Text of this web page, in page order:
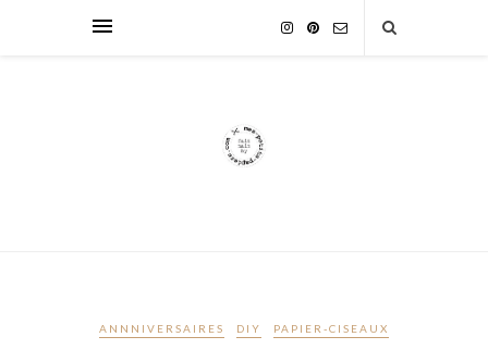
ANNNIVERSAIRES DIY PAPIER-CISEAUX